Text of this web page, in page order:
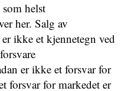
helst
her. Salg av
ikke et kjennetegn ved
er ikke et forsvar for
forsvar for markedet er